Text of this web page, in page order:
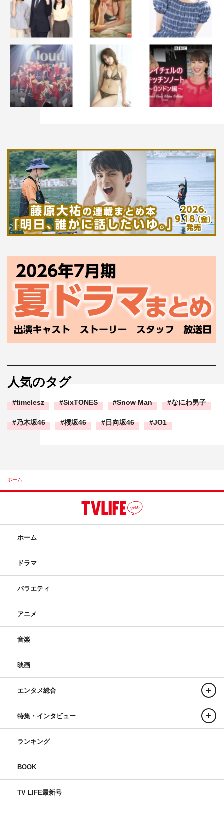
人気のタグ
timelesz SixTONES Snow Man なにわ男子
乃木坂46 櫻坂46 日向坂46 JO1
ホーム
ホーム
ドラマ
バラエティ
アニメ
音楽
映画
エンタメ総合
特集・インタビュー
ランキング
BOOK
TV LIFE最新号